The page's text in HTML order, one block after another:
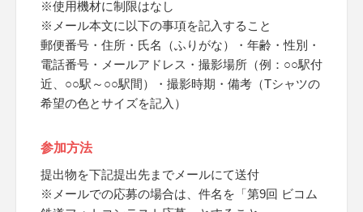
※使用機材に制限はなし
※メール本文に以下の事項を記入すること
郵便番号・住所・氏名（ふりがな）・年齢・性別・
電話番号・メールアドレス・撮影場所（例：○○駅付
近、○○駅～○○駅間）・撮影時期・備考（Tシャツの
希望の色とサイズを記入）
参加方法
提出物を下記提出先までメールにて送付
※メールでの応募の場合は、件名を「第9回 ビコム